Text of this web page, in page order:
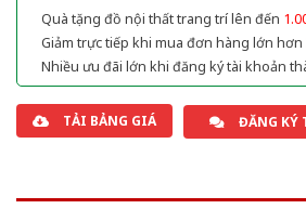
Quà tặng đồ nội thất trang trí lên đến
Giảm trực tiếp khi mua đơn hàng lớn hơn
Nhiều ưu đãi lớn khi đăng ký tài khoản
TẢI BẢNG GIÁ ĐĂNG KÝ